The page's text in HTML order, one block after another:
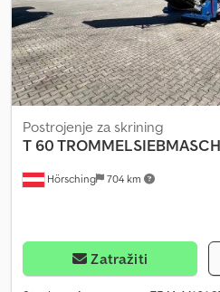
Transportna traka Kontrolna tabla
goriva: Dizel Namena: Rudarstvo
težina: 13.500 kg
Hörsching 704 km
Postrojenje za skrining
T 60
Zatražiti